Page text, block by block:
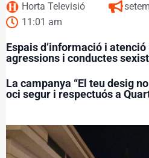
Horta Televisió
11:01 am
Espais d’informació i
agressions i conductes
La campanya “El teu desig
oci segur i respectuós a